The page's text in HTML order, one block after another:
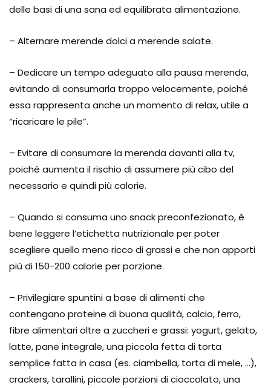
delle basi di una sana ed equilibrata alimentazione.
– Alternare merende dolci a merende salate.
– Dedicare un tempo adeguato alla pausa merenda,
evitando di consumarla troppo velocemente, poiché
essa rappresenta anche un momento di relax, utile a
“ricaricare le pile”.
– Evitare di consumare la merenda davanti alla tv,
poiché aumenta il rischio di assumere più cibo del
necessario e quindi più calorie.
– Quando si consuma uno snack preconfezionato, è
bene leggere l’etichetta nutrizionale per poter
scegliere quello meno ricco di grassi e che non apporti
più di 150-200 calorie per porzione.
– Privilegiare spuntini a base di alimenti che
contengano proteine di buona qualità, calcio, ferro,
fibre alimentari oltre a zuccheri e grassi: yogurt, gelato,
latte, pane integrale, una piccola fetta di torta
semplice fatta in casa (es. ciambella, torta di mele, …),
crackers, tarallini, piccole porzioni di cioccolato, una